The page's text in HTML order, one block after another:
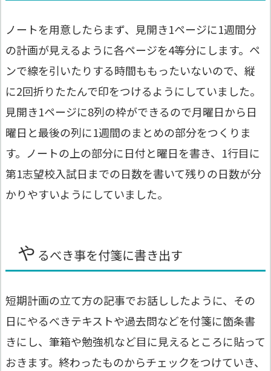
ノートを用意したらまず、見開き1ページに1週間分
の計画が見えるように各ページを4等分にします。ペ
ンで線を引いたりする時間ももったいないので、縦
に2回折りたたんで印をつけるようにしていました。
見開き1ページに8列の枠ができるので月曜日から日
曜日と最後の列に1週間のまとめの部分をつくりま
す。ノートの上の部分に日付と曜日を書き、1行目に
第1志望校入試日までの日数を書いて残りの日数が分
かりやすいようにしていました。
や るべき事を付箋に書き出す
短期計画の立て方の記事でお話ししたように、その
日にやるべきテキストや過去問などを付箋に箇条書
きにし、筆箱や勉強机など目に見えるところに貼って
おきます。終わったものからチェックをつけていき、